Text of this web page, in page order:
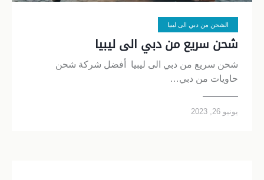
الشحن من دبي الى ليبيا
شحن سريع من دبي الى ليبيا
شحن سريع من دبي الى ليبيا أفضل شركة شحن
حاويات من دبي…
يونيو 26, 2023